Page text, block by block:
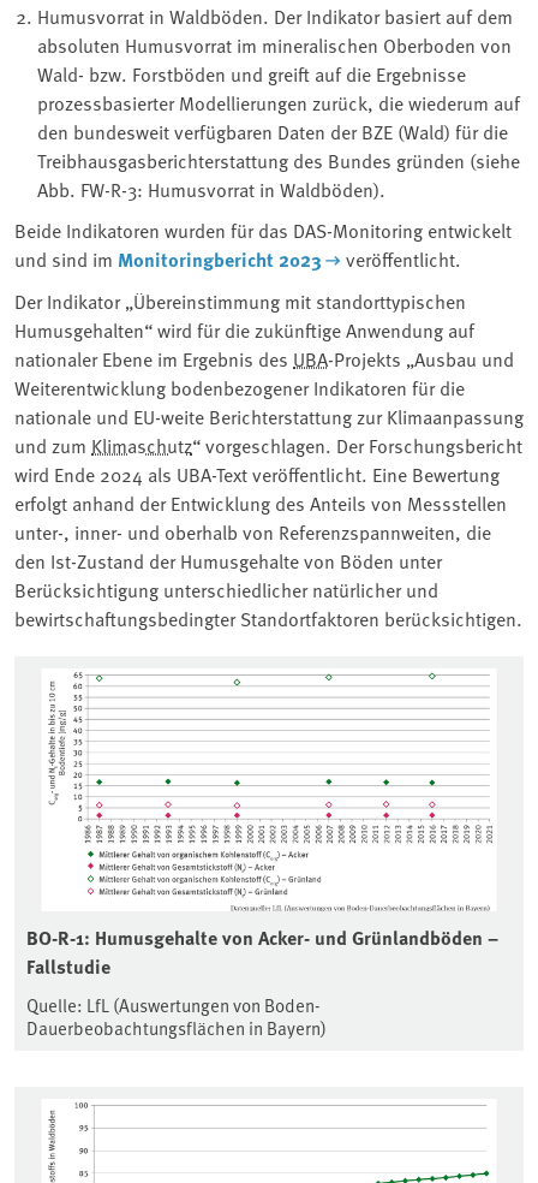
Humusvorrat in Waldböden. Der Indikator basiert auf dem
absoluten Humusvorrat im mineralischen Oberboden von
Wald- bzw. Forstböden und greift auf die Ergebnisse
prozessbasierter Modellierungen zurück, die wiederum auf
den bundesweit verfügbaren Daten der BZE (Wald) für die
Treibhausgasberichterstattung des Bundes gründen (siehe
Abb. FW-R-3: Humusvorrat in Waldböden).
Beide Indikatoren wurden für das DAS-Monitoring entwickelt
und sind im Monitoringbericht 2023
veröffentlicht.
Der Indikator „Übereinstimmung mit standorttypischen
Humusgehalten“ wird für die zukünftige Anwendung auf
nationaler Ebene im Ergebnis des UBA-Projekts „Ausbau und
Weiterentwicklung bodenbezogener Indikatoren für die
nationale und EU-weite Berichterstattung zur Klimaanpassung
und zum Klimaschutz“ vorgeschlagen. Der Forschungsbericht
wird Ende 2024 als UBA-Text veröffentlicht. Eine Bewertung
erfolgt anhand der Entwicklung des Anteils von Messstellen
unter-, inner- und oberhalb von Referenzspannweiten, die
den Ist-Zustand der Humusgehalte von Böden unter
Berücksichtigung unterschiedlicher natürlicher und
bewirtschaftungsbedingter Standortfaktoren berücksichtigen.
BO-R-1: Humusgehalte von Acker- und Grünlandböden –
Fallstudie
Quelle: LfL (Auswertungen von Boden-
Dauerbeobachtungsflächen in Bayern)